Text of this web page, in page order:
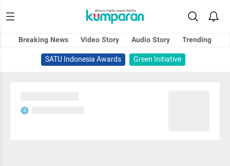
Breaking News Video Story Audio Story
Trending
SATU Indonesia Awards
Green Initiative
S